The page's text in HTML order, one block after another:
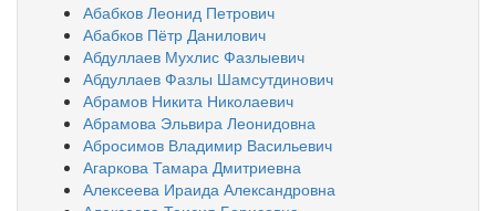
Абабков Леонид Петрович
Абабков Пётр Данилович
Абдуллаев Мухлис Фазлыевич
Абдуллаев Фазлы Шамсутдинович
Абрамов Никита Николаевич
Абрамова Эльвира Леонидовна
Абросимов Владимир Васильевич
Агаркова Тамара Дмитриевна
Алексеева Ираида Александровна